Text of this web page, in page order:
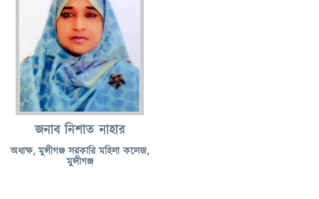
জনাব নিশাত নাহার
অধ্যক্ষ, মুন্সীগঞ্জ সরকারি মহিলা কলেজ,
মুন্সীগঞ্জ